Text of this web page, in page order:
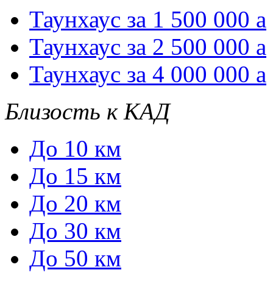
Таунхаус за 1 500 000 a
Таунхаус за 2 500 000 a
Таунхаус за 4 000 000 a
Близость к КАД
До 10 км
До 15 км
До 20 км
До 30 км
До 50 км